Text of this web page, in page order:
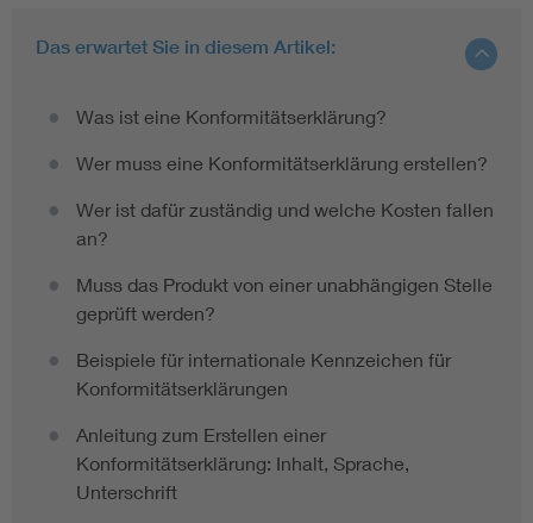
Cybersecurity in der Industrieautomatisierung
DIN VDE 0100 für sichere Elektroinstallationen
Das erwartet Sie in diesem Artikel:
Was ist eine Konformitätserklärung?
Wer muss eine Konformitätserklärung erstellen?
Wer ist dafür zuständig und welche Kosten fallen
an?
Muss das Produkt von einer unabhängigen Stelle
geprüft werden?
Beispiele für internationale Kennzeichen für
Konformitätserklärungen
Anleitung zum Erstellen einer
Konformitätserklärung: Inhalt, Sprache,
Unterschrift